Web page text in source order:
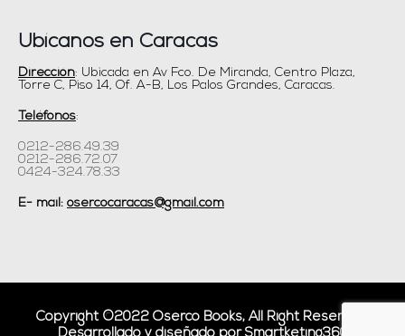
Ubícanos en Caracas
Dirección: Ubicada en Av Fco. De Miranda, Centro Plaza,
Torre C, Piso 14, Of. A-B, Los Palos Grandes, Caracas.
Teléfonos:
0212-286.49.39
0212-286.72.07
0424-324.78.33
E- mail: osercocaracas@gmail.com
Copyright ©2022 Oserco Books, All Right Reserved.